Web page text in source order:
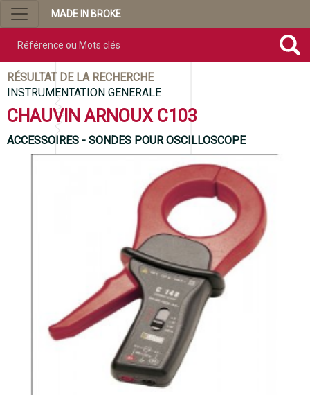
MADE IN BROKE
RÉSULTAT DE LA RECHERCHE
INSTRUMENTATION GENERALE
CHAUVIN ARNOUX C103
ACCESSOIRES - SONDES POUR OSCILLOSCOPE